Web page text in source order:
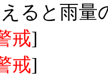
ると雨量
戒]
戒]